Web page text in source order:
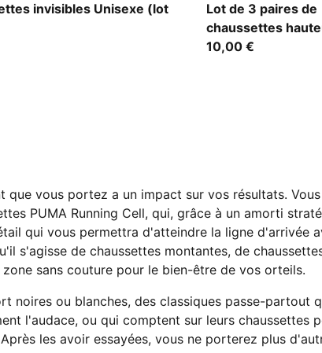
invisibles Unisexe (lot
Lot de 3 paires de
chaussettes
black
10,00 €
vous portez a un impact sur vos résultats.
PUMA Running Cell, qui, grâce à un amorti
qui vous permettra d'atteindre la ligne d'arrivée
s'agisse de chaussettes montantes, de
sans couture pour le bien-être de vos orteils.
noires ou blanches, des classiques passe-partout
l'audace, ou qui comptent sur leurs chaussettes
les avoir essayées, vous ne porterez plus